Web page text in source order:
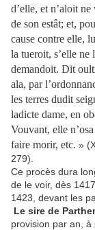
d’elle, et n’aloit
de son estât; et,
cause contre elle,
la tueroit, s’elle ne
demandoit. Dit
ala, par
les terres dudit
ladicte dame, en
Vouvant, elle
faire morir, etc. »
279).
Ce procès dura
de le voir, dès
1423, devant les
Le sire de
provision par an, à